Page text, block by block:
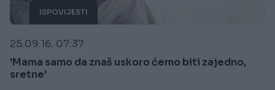
ISPOVIJESTI
25.09.16. 07:37
'Mama samo da znaš uskoro ćemo biti zajedno,
sretne'